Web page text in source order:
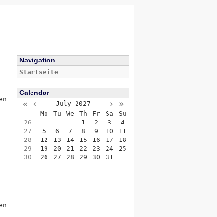
Navigation
Startseite
Calendar
« ‹ July 2027 › »
Mo Tu We Th Fr Sa
Su
26
1 2 3
4
27
5 6 7 8 9 10
11
28
12 13 14 15 16 17
18
29
19 20 21 22 23 24
25
30
26 27 28 29 30 31